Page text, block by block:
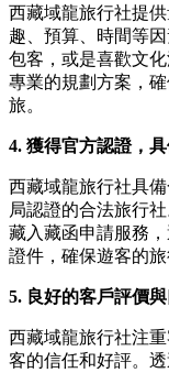
西藏域龍旅行社提
趣、預算、時間等
包客，或是喜歡文
專業的規劃方案，
旅。
4. 獲得官方認證，
西藏域龍旅行社具
局認證的合法旅行
藏入藏函申請服務
證件，確保遊客的旅
5. 良好的客戶評價
西藏域龍旅行社注
客的信任和好評。